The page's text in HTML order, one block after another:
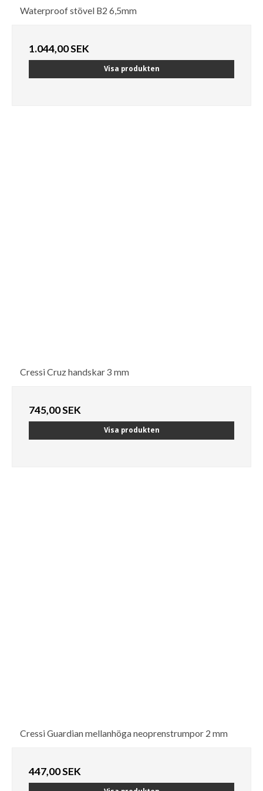
Waterproof stövel B2 6,5mm
1.044,00 SEK
Visa produkten
Cressi Cruz handskar 3 mm
745,00 SEK
Visa produkten
Cressi Guardian mellanhöga neoprenstrumpor 2 mm
447,00 SEK